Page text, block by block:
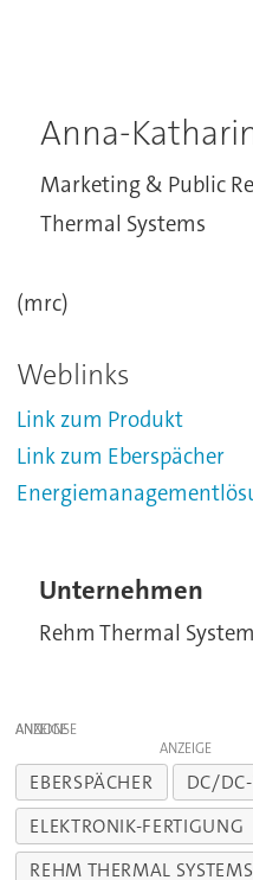
Anna-
Marketing & Public
Thermal Systems
(mrc)
Weblinks
Link zum Produkt
Link zum Eberspächer
Unternehmen
Rehm Thermal
ANZEIGE
ANZEIGE
EBERSPÄCHER
DC/
ELEKTRONIK-FERTIGUNG
REHM THERMAL SYSTEMS